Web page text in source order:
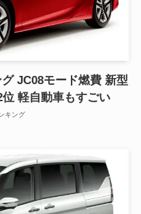
JC08モード燃費 新型
軽自動車もすごい
キング